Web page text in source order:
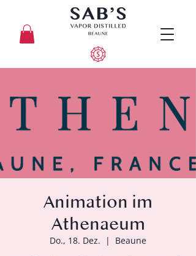
Animation im
Athenaeum
Do., 18. Dez.
  |
Beaune